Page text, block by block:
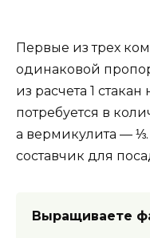
Первые из трех
одинаковой
из расчета 1
потребуется в
а вермикулита —
составчик для
Выращиваете